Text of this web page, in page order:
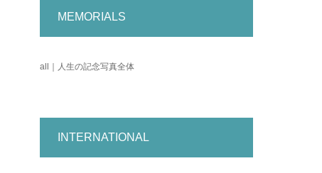
MEMORIALS
all｜人生の記念写真全体
INTERNATIONAL